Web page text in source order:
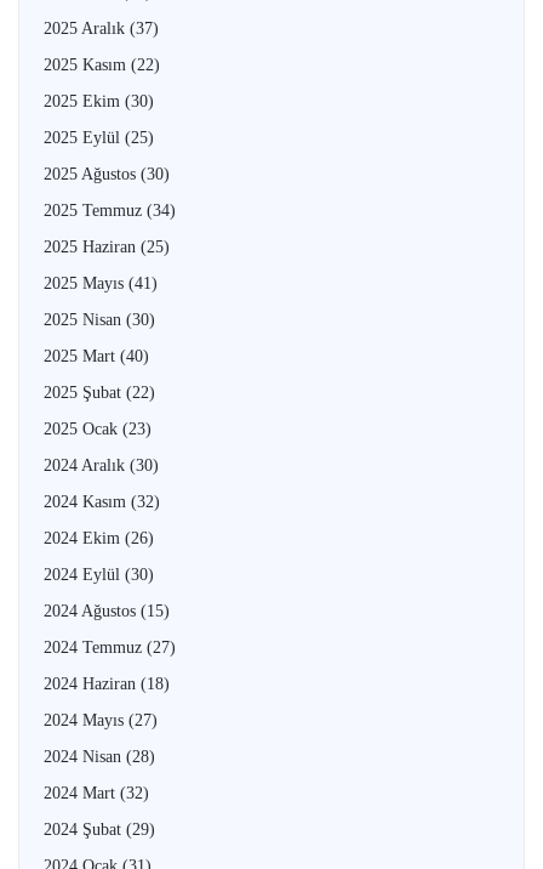
2025 Aralık (37)
2025 Kasım (22)
2025 Ekim (30)
2025 Eylül (25)
2025 Ağustos (30)
2025 Temmuz (34)
2025 Haziran (25)
2025 Mayıs (41)
2025 Nisan (30)
2025 Mart (40)
2025 Şubat (22)
2025 Ocak (23)
2024 Aralık (30)
2024 Kasım (32)
2024 Ekim (26)
2024 Eylül (30)
2024 Ağustos (15)
2024 Temmuz (27)
2024 Haziran (18)
2024 Mayıs (27)
2024 Nisan (28)
2024 Mart (32)
2024 Şubat (29)